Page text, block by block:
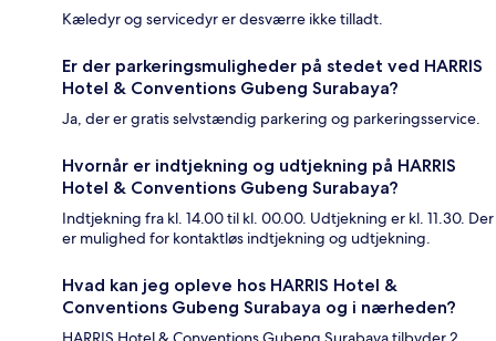
Kæledyr og servicedyr er desværre ikke tilladt.
Er der parkeringsmuligheder på stedet ved HARRIS
Hotel & Conventions Gubeng Surabaya?
Ja, der er gratis selvstændig parkering og parkeringsservice.
Hvornår er indtjekning og udtjekning på HARRIS
Hotel & Conventions Gubeng Surabaya?
Indtjekning fra kl. 14.00 til kl. 00.00. Udtjekning er kl. 11.30. Der
er mulighed for kontaktløs indtjekning og udtjekning.
Hvad kan jeg opleve hos HARRIS Hotel &
Conventions Gubeng Surabaya og i nærheden?